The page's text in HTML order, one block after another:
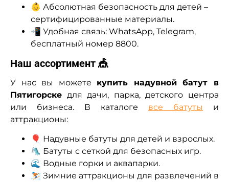
👶 Абсолютная безопасность для детей –
сертифицированные материалы.
📲 Удобная связь: WhatsApp, Telegram,
бесплатный номер 8800.
Наш ассортимент 🎪
У нас вы можете купить надувной батут в
Пятигорске для дачи, парка, детского центра
или бизнеса. В каталоге все батуты
и
аттракционы:
🎈 Надувные батуты для детей и взрослых.
🛝 Батуты с сеткой для безопасных игр.
🌊 Водные горки и аквапарки.
⛷ Зимние аттракционы для развлечений в